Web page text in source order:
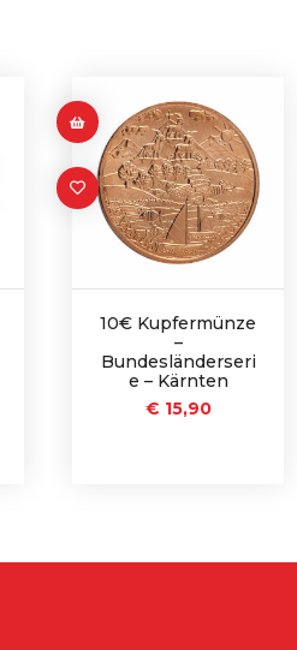
10€ Kupfermünze
–
Bundesländerseri
e – Kärnten
€ 15,90